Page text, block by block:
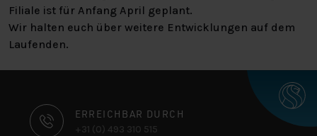
Filiale ist für Anfang April geplant.
Wir halten euch über weitere Entwicklungen auf dem
Laufenden.
KONTAKTINFORMATIONEN
ERREICHBAR DURCH
+31 (0) 493 310 515